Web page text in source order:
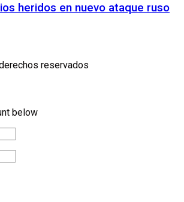
heridos en nuevo ataque ruso
reservados
below